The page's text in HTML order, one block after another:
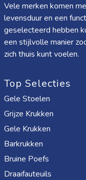
Vele merken komen
levensduur en een
geselecteerd hebben
een stijlvolle manier
zich thuis kunt voelen.
Top Selecties
Gele Stoelen
Grijze Krukken
Gele Krukken
Barkrukken
Bruine Poefs
Draaifauteuils